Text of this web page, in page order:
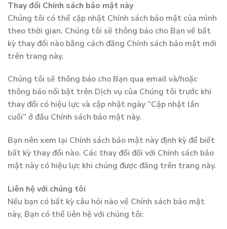
Thay đổi Chính sách bảo mật này
Chúng tôi có thể cập nhật Chính sách bảo mật của mình
theo thời gian. Chúng tôi sẽ thông báo cho Bạn về bất
kỳ thay đổi nào bằng cách đăng Chính sách bảo mật mới
trên trang này.
Chúng tôi sẽ thông báo cho Bạn qua email và/hoặc
thông báo nổi bật trên Dịch vụ của Chúng tôi trước khi
thay đổi có hiệu lực và cập nhật ngày “Cập nhật lần
cuối” ở đầu Chính sách bảo mật này.
Bạn nên xem lại Chính sách bảo mật này định kỳ để biết
bất kỳ thay đổi nào. Các thay đổi đối với Chính sách bảo
mật này có hiệu lực khi chúng được đăng trên trang này.
Liên hệ với chúng tôi
Nếu bạn có bất kỳ câu hỏi nào về Chính sách bảo mật
này, Bạn có thể liên hệ với chúng tôi: